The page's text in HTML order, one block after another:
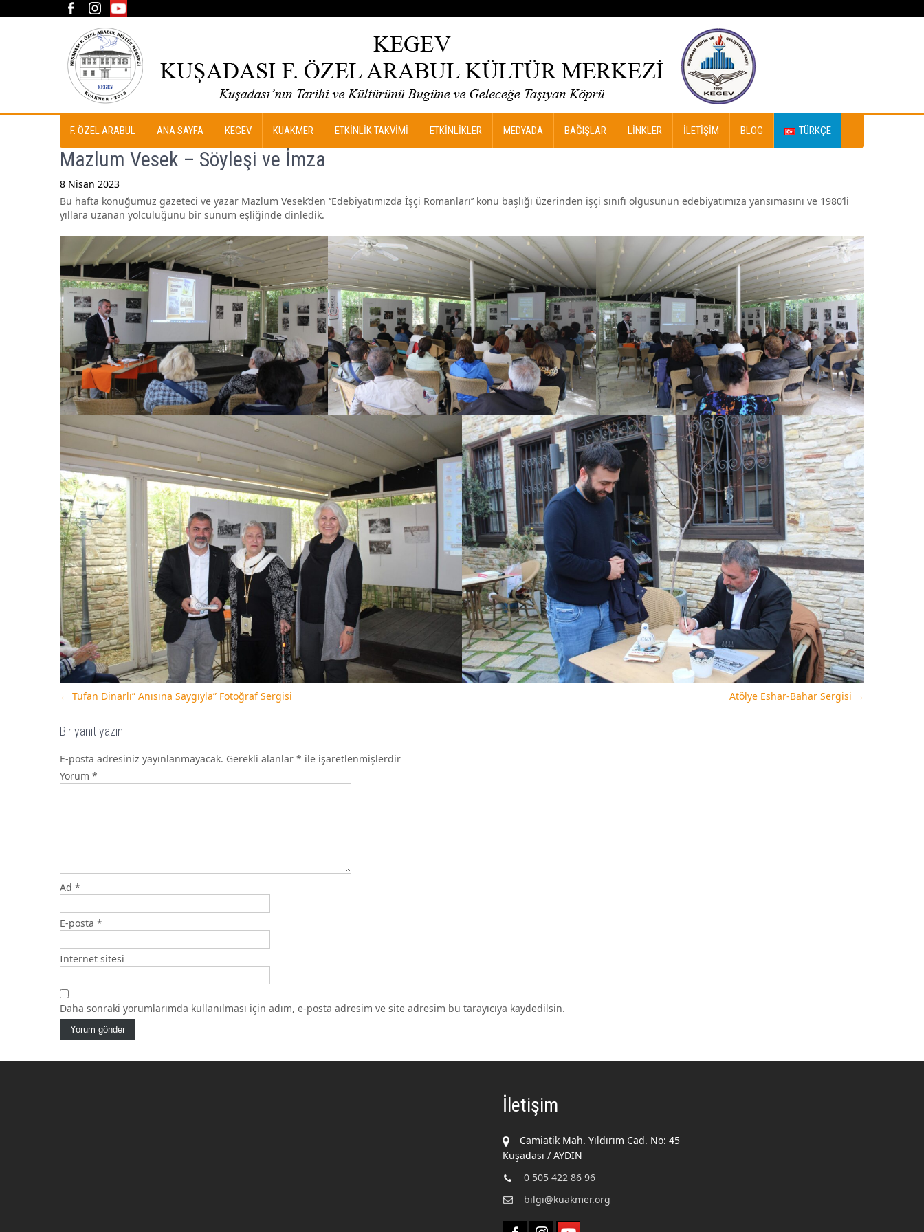
F. ÖZEL ARABUL ANA SAYFA KEGEV KUAKMER ETKİNLİK TAKVİMİ ETKİNLİKLER MEDYADA BAĞIŞLAR LINKLER İLETIŞIM BLOG TÜRKÇE
Mazlum Vesek – Söyleşi ve İmza
8 Nisan 2023
Bu hafta konuğumuz gazeteci ve yazar Mazlum Vesek’den ‘’Edebiyatımızda İşçi Romanları’’ konu başlığı üzerinden işçi sınıfı olgusunun edebiyatımıza yansımasını ve 1980’li
yıllara uzanan yolculuğunu bir sunum eşliğinde dinledik.
Post
← Tufan Dinarlı” Anısına Saygıyla” Fotoğraf Sergisi Atölye Eshar-Bahar Sergisi →
Bir yanıt yazın
E-posta adresiniz yayınlanmayacak. Gerekli alanlar * ile işaretlenmişlerdir
Yorum *
Ad *
E-posta *
İnternet sitesi
Daha sonraki yorumlarımda kullanılması için adım, e-posta adresim ve site adresim bu tarayıcıya kaydedilsin.
İletişim
Camiatik Mah. Yıldırım Cad. No: 45
Kuşadası / AYDIN
0 505 422 86 96
bilgi@kuakmer.org